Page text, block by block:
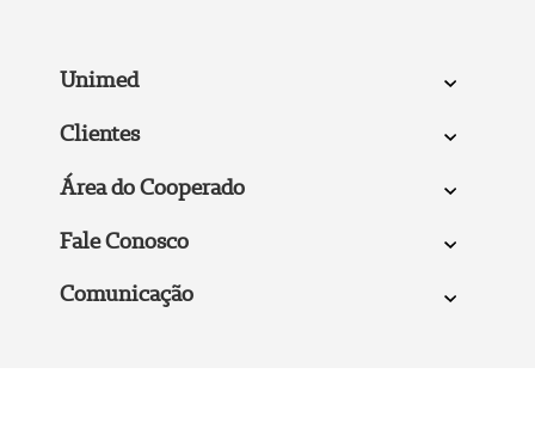
Unimed
Clientes
Área do Cooperado
Fale Conosco
Comunicação